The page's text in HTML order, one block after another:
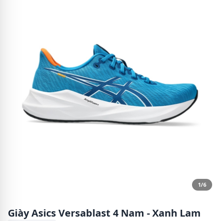
1/6
Giày Asics Versablast 4 Nam - Xanh Lam